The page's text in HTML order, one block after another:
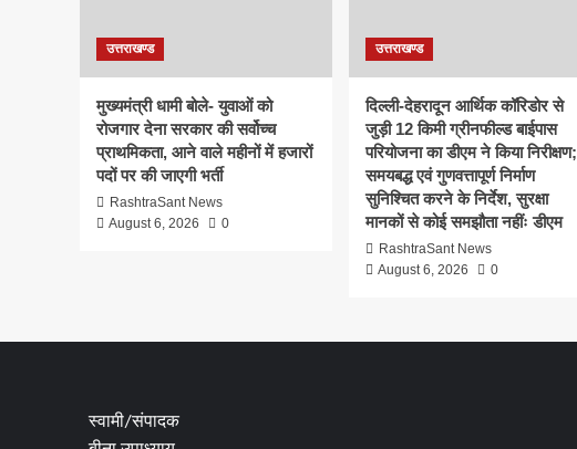
उत्तराखण्ड
मुख्यमंत्री धामी बोले- युवाओं को
रोजगार देना सरकार की सर्वोच्च
प्राथमिकता, आने वाले महीनों में हजारों
पदों पर की जाएगी भर्ती
RashtraSant News
August 6, 2026
0
उत्तराखण्ड
दिल्ली-देहरादून आर्थिक कॉरिडोर से
जुड़ी 12 किमी ग्रीनफील्ड बाईपास
परियोजना का डीएम ने किया निरीक्षण;
समयबद्ध एवं गुणवत्तापूर्ण निर्माण
सुनिश्चित करने के निर्देश, सुरक्षा
मानकों से कोई समझौता नहींः डीएम
RashtraSant News
August 6, 2026
0
स्वामी/संपादक